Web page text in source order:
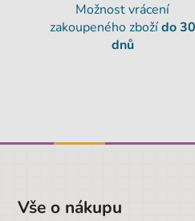
Možnost vrácení
zakoupeného zbožído 30
dnů
Vše o nákupu